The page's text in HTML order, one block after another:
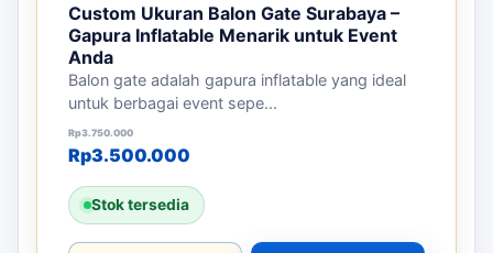
Custom Ukuran Balon Gate Surabaya –
Gapura Inflatable Menarik untuk Event
Anda
Balon gate adalah gapura inflatable yang ideal
untuk berbagai event sepe...
Rp3.750.000
Harga aslinya adalah: Rp3.750.000.
Rp3.500.000
Harga saat ini adalah: Rp3.500.000.
Stok tersedia